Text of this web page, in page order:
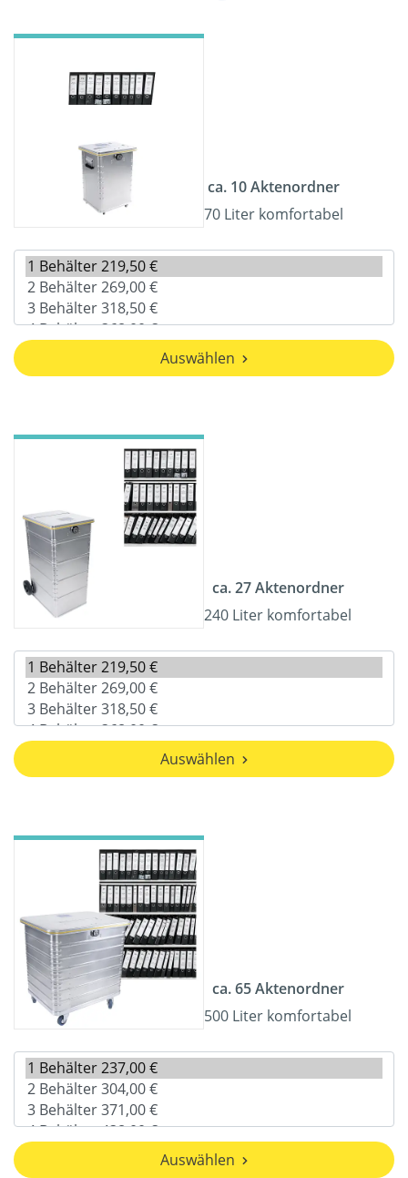
ca. 10 Aktenordner
70 Liter komfortabel
Auswählen
ca. 27 Aktenordner
240 Liter komfortabel
Auswählen
ca. 65 Aktenordner
500 Liter komfortabel
Auswählen